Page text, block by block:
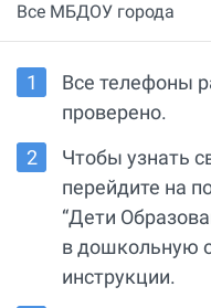
Все МБДОУ города
Все телефоны
проверено.
Чтобы узнать
перейдите на
“Дети
в дошкольную
инструкции.